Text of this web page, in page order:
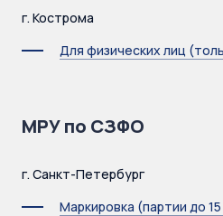
г. Кострома
Для физических лиц
МРУ по СЗФО
г. Санкт-Петербург
Маркировка (партии до